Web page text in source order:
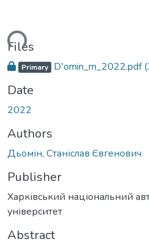
Files
Primary Dʹomin_m_2022.pdf
Date
2022
Authors
Дьомін, Станіслав Євгенович
Publisher
Харківський національний
університет
Abstract